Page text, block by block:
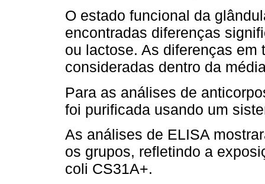
O estado funcional da
encontradas diferenças
ou lactose. As diferenças em
consideradas dentro da
Para as análises de
foi purificada usando um
As análises de ELISA
os grupos, refletindo a
coli CS31A+.